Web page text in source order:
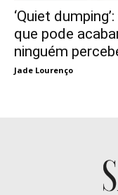
‘Quiet
que pode
ninguém
Jade Lourenço